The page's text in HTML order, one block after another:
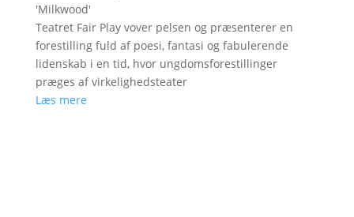
'Milkwood'
Teatret Fair Play vover pelsen og præsenterer en
forestilling fuld af poesi, fantasi og fabulerende
lidenskab i en tid, hvor ungdomsforestillinger
præges af virkelighedsteater
Læs mere